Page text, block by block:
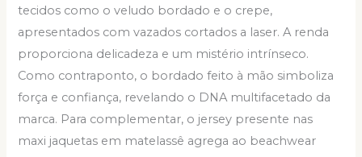
tecidos como o veludo bordado e o crepe,
apresentados com vazados cortados a laser. A renda
proporciona delicadeza e um mistério intrínseco.
Como contraponto, o bordado feito à mão simboliza
força e confiança, revelando o DNA multifacetado da
marca. Para complementar, o jersey presente nas
maxi jaquetas em matelassê agrega ao beachwear